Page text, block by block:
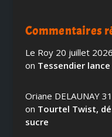
Commentaires
Le Roy 20 juillet 2026
on Tessendier
Oriane DELAUNAY
on Tourtel Twist,
sucre